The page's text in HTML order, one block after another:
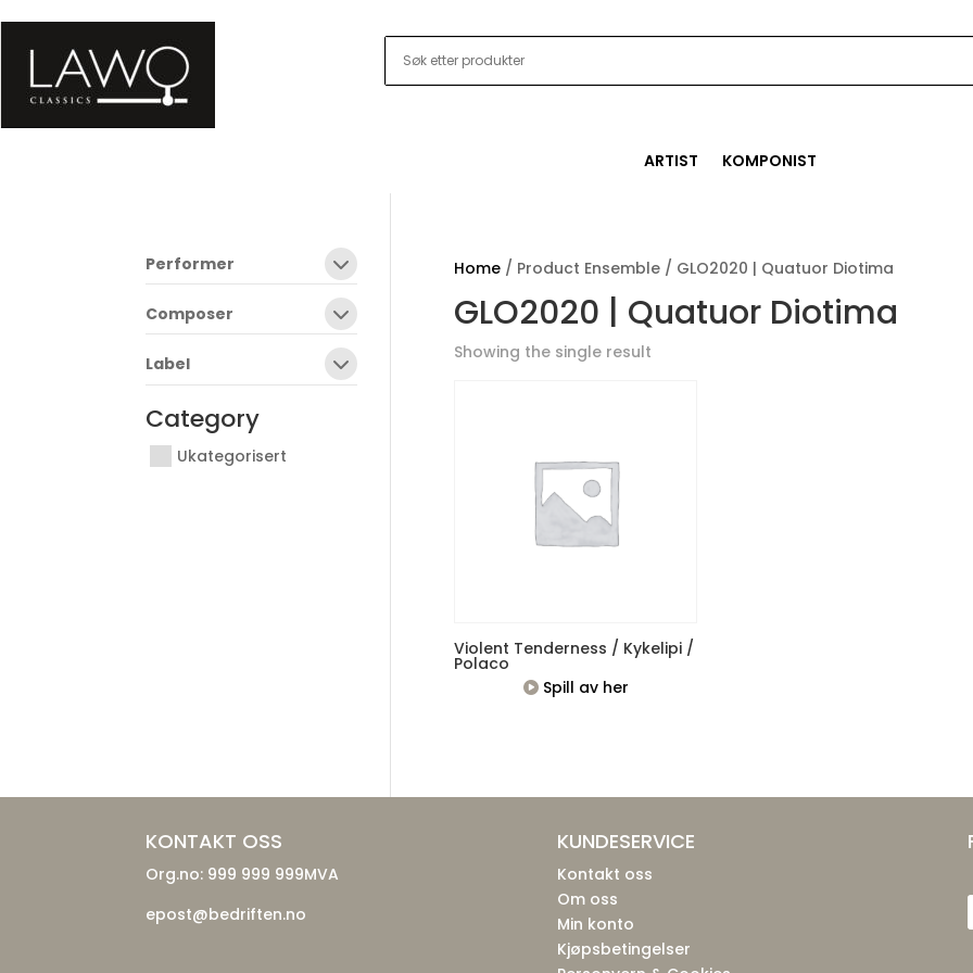
ARTIST KOMPONIST
Home/ Product Ensemble / GLO2020 | Quatuor Diotima
GLO2020 | Quatuor Diotima
Showing the single result
Violent Tenderness / Kykelipi /
Polaco
Spill av her
Performer
Composer
Label
Category
Ukategorisert
KONTAKT OSS
Org.no: 999 999 999MVA
epost@bedriften.no
KUNDESERVICE
Kontakt oss
Om oss
Min konto
Kjøpsbetingelser